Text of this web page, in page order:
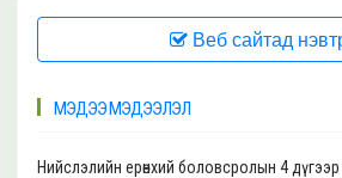
Веб сайтад
МЭДЭЭ МЭДЭЭЛЭЛ
Нийслэлийн ерөнхий боловсролын 4 дүгээр